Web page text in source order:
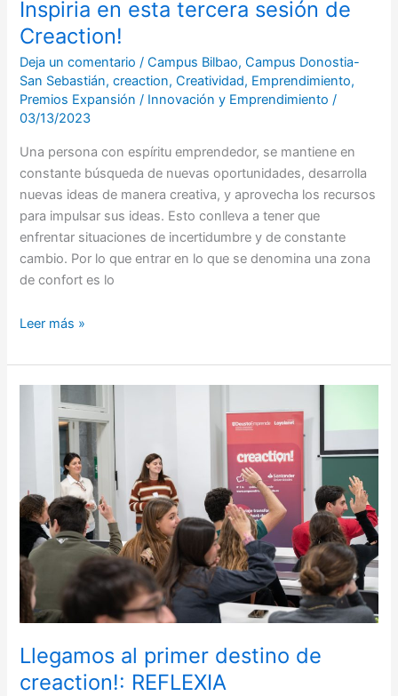
Inspiria en esta tercera sesión de
Creaction!
Deja un comentario /Campus Bilbao,Campus Donostia-
San Sebastián,creaction,Creatividad, Emprendimiento,
Premios Expansión / Innovación y Emprendimiento/
03/13/2023
Una persona con espíritu emprendedor, se mantiene en
constante búsqueda de nuevas oportunidades, desarrolla
nuevas ideas de manera creativa, y aprovecha los recursos
para impulsar sus ideas. Esto conlleva a tener que
enfrentar situaciones de incertidumbre y de constante
cambio. Por lo que entrar en lo que se denomina una zona
de confort es lo
Leer más »
Llegamos al primer destino de
creaction!: REFLEXIA
Llegamos
destino
creaction!:
REFLEXIA